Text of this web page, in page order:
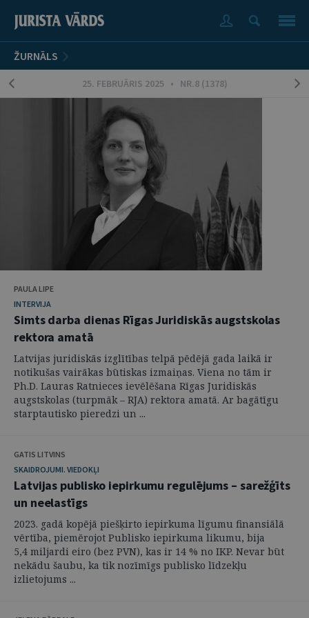
ŽURNĀLS
25. FEBRUĀRIS 2025 • NR.8 (1378)
PAULA LIPE
INTERVIJA
Simts darba dienas Rīgas Juridiskās augstskolas
rektora amatā
Latvijas juridiskās izglītības telpā pēdējā gada laikā ir
notikušas vairākas būtiskas izmaiņas. Viena no tām ir
Ph.D. Lauras Ratnieces ievēlēšana Rīgas Juridiskās
augstskolas (turpmāk – RJA) rektora amatā. Ar bagātīgu
starptautisko pieredzi un ...
GATIS LITVINS
SKAIDROJUMI. VIEDOKĻI
Latvijas publisko iepirkumu regulējums – sarežģīts
un neelastīgs
2023. gadā kopējā piešķirto iepirkuma līgumu finansiālā
vērtība, piemērojot Publisko iepirkuma likumu, bija
5,4 miljardi eiro (bez PVN), kas ir 14 % no IKP. Nevar būt
nekādu šaubu, ka tik nozīmīgs publisko līdzekļu
izlietojums ...